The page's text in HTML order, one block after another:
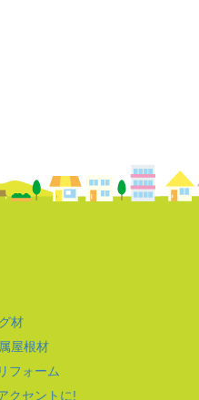
材
屋根材
フォーム
クセントに!